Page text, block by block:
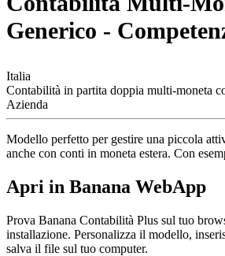
Generico -
Italia
Contabilità in partita doppia multi-moneta
Azienda
Modello perfetto per gestire una piccola
anche con conti in moneta estera. Con
Apri in Banana WebApp
Prova Banana Contabilità Plus sul tuo
installazione. Personalizza il modello,
salva il file sul tuo computer.